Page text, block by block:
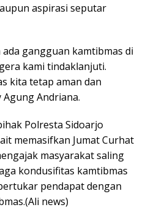
aspirasi seputar
gangguan kamtibmas di
kami tindaklanjuti.
kita tetap aman dan
Agung Andriana.
Polresta Sidoarjo
memasifkan Jumat Curhat
masyarakat saling
kondusifitas kamtibmas
pendapat dengan
news)